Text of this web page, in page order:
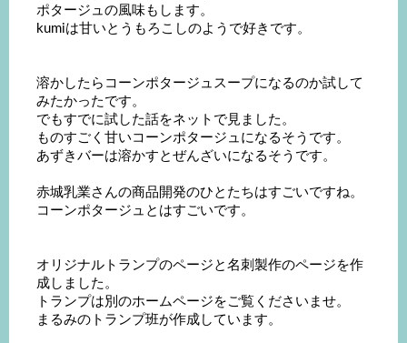
ポタージュの風味もします。
kumiは甘いとうもろこしのようで好きです。
溶かしたらコーンポタージュスープになるのか試して
みたかったです。
でもすでに試した話をネットで見ました。
ものすごく甘いコーンポタージュになるそうです。
あずきバーは溶かすとぜんざいになるそうです。
赤城乳業さんの商品開発のひとたちはすごいですね。
コーンポタージュとはすごいです。
オリジナルトランプのページと名刺製作のページを作
成しました。
トランプは別のホームページをご覧くださいませ。
まるみのトランプ班が作成しています。